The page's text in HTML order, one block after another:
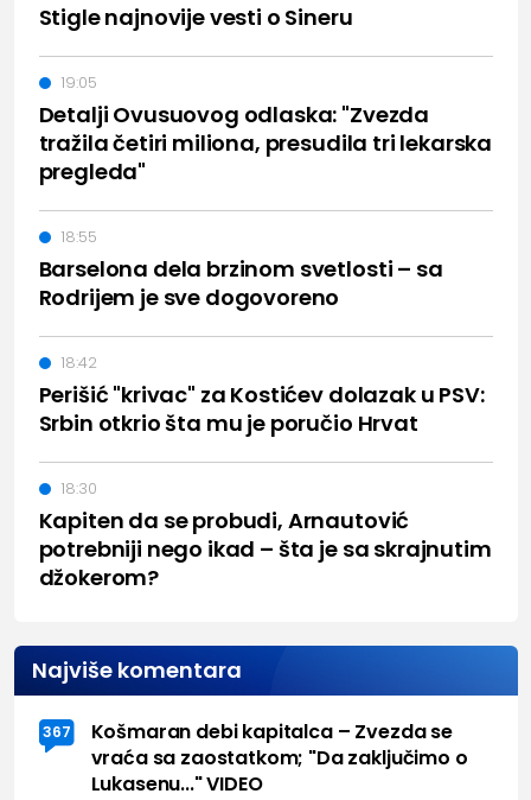
Stigle najnovije vesti o Sineru
Detalji Ovusuovog odlaska: "Zvezda
tražila četiri miliona, presudila tri lekarska
pregleda"
19:05
Barselona dela brzinom svetlosti – sa
Rodrijem je sve dogovoreno
18:55
Perišić "krivac" za Kostićev dolazak u PSV:
Srbin otkrio šta mu je poručio Hrvat
18:42
Kapiten da se probudi, Arnautović
potrebniji nego ikad – šta je sa skrajnutim
džokerom?
18:30
Najviše komentara
367
Košmaran debi kapitalca – Zvezda se
vraća sa zaostatkom; "Da zaključimo o
Lukasenu..." VIDEO